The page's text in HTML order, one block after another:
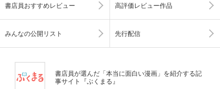
書店員おすすめレビュー 高評価レビュー作品
みんなの公開リスト 先行配信
書店員が選んだ「本当に面白い漫画」を紹介する記
事サイト『ぶくまる』